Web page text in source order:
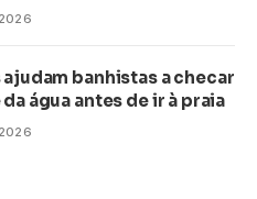
banhistas a checar
água antes de ir à praia